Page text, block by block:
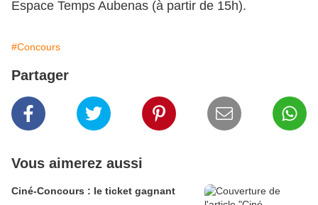
Espace Temps Aubenas (à partir de 15h).
#Concours
Partager
Vous aimerez aussi
Ciné-Concours : le ticket gagnant